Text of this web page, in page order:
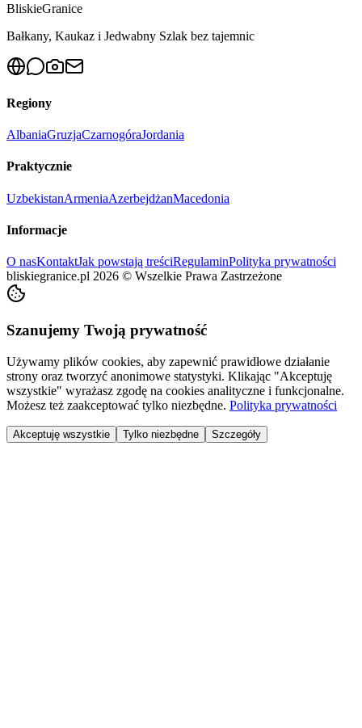
BliskieGranice
Bałkany, Kaukaz i Jedwabny Szlak bez tajemnic
Regiony
AlbaniaGruzjaCzarnogóraJordania
Praktycznie
UzbekistanArmeniaAzerbejdżanMacedonia
Informacje
O nasKontaktJak powstają treściRegulaminPolityka prywatności
bliskiegranice.pl 2026 © Wszelkie Prawa Zastrzeżone
Szanujemy Twoją prywatność
Używamy plików cookies, aby zapewnić prawidłowe działanie
strony oraz tworzyć anonimowe statystyki. Klikając "Akceptuję
wszystkie" wyrażasz zgodę na cookies analityczne i funkcjonalne.
Możesz też zaakceptować tylko niezbędne. Polityka prywatności
Akceptuję wszystkie Tylko niezbędne Szczegóły